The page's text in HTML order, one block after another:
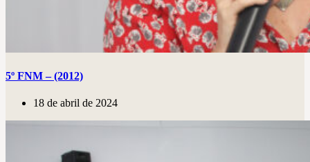
5º FNM – (2012)
18 de abril de 2024